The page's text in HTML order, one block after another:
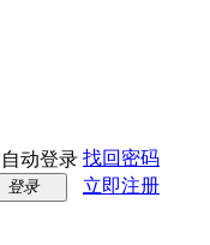
自动登录 找回密码
登录
立即注册